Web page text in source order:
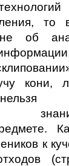
то
об
кони,
к